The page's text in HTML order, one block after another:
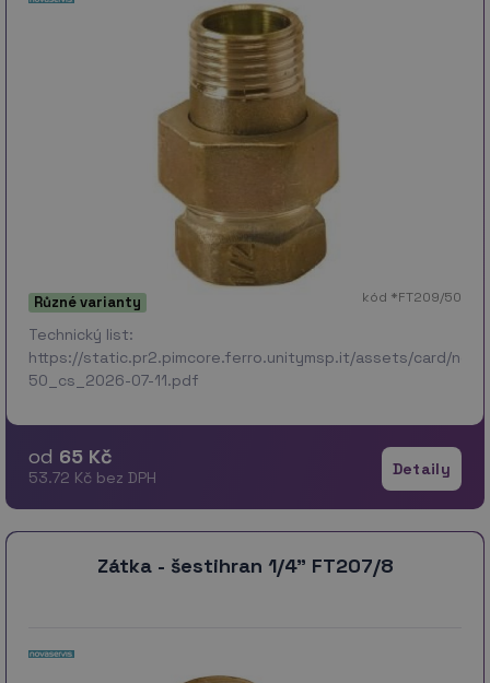
kód *FT209/50
Různé varianty
Technický list:
https://static.pr2.pimcore.ferro.unitymsp.it/assets/card/
50_cs_2026-07-11.pdf
Detaily
od 65 Kč
53.72 Kč bez DPH
Zátka - šestihran 1/4" FT207/8